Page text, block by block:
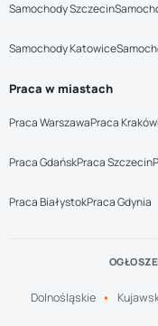
Samochody Szczecin
Samochody Katowice
Praca w miastach
Praca WarszawaPraca Kraków
Praca GdańskPraca Szczecin
Praca BiałystokPraca Gdynia
Dolnośląskie